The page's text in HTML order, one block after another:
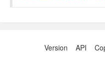
Version API